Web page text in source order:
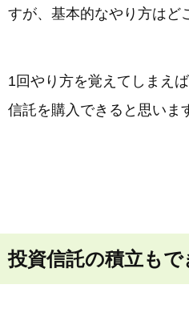
すが、基本的なやり方はど
1回やり方を覚えてしまえ
信託を購入できると思いま
投資信託の積立もで